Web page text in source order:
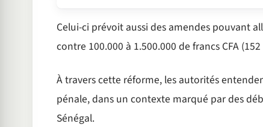
Celui-ci prévoit aussi des amendes pouvant
contre 100.000 à 1.500.000 de francs CFA
À travers cette réforme, les autorités
pénale, dans un contexte marqué par des
Sénégal.